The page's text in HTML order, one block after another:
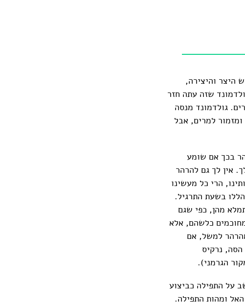
היצר והיצירה,
שזה עתה חזר
גולדמונד מנסה
למרים, אבל
בכך אם שומע
אין לך גם להרהר
הרי כל מעשינו
בשעת התרגיל.
מהן, כפי שגם
כלשהם, אלא
למשל, אם
נרקיס
על התפילה כביצוע
ומהות התפילה.